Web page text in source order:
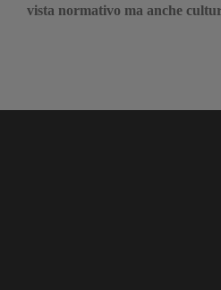
vista normativo ma anche